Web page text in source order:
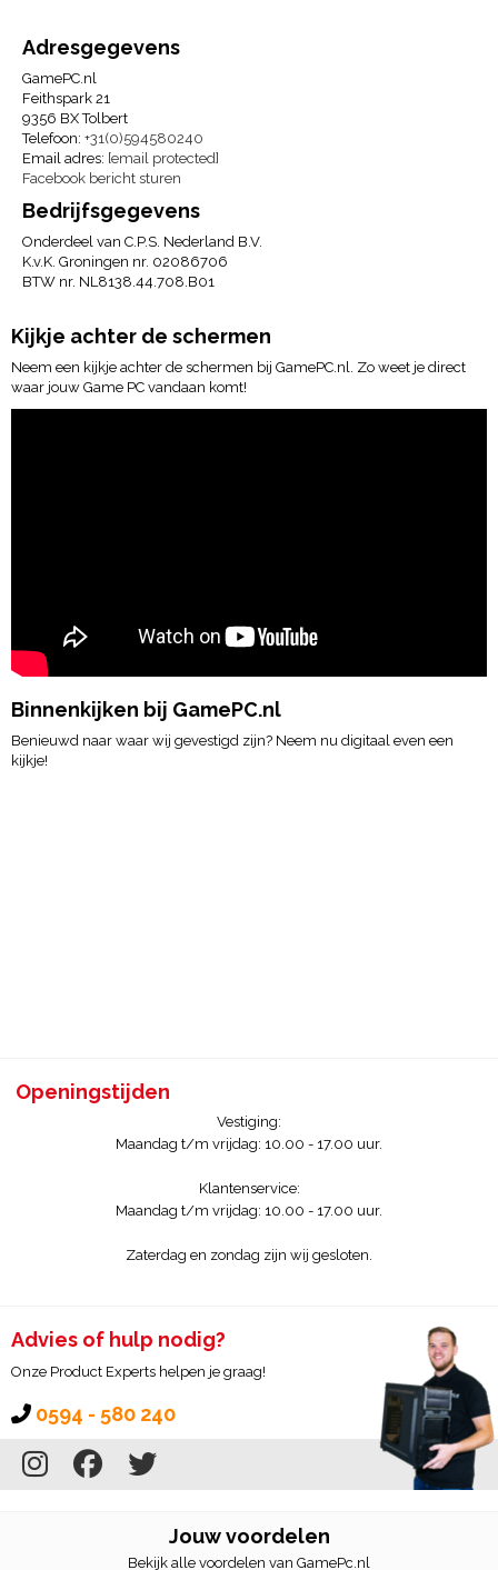
Adresgegevens
GamePC.nl
Feithspark 21
9356 BX Tolbert
Telefoon: +31(0)594580240
Email adres: [email protected]
Facebook bericht sturen
Bedrijfsgegevens
Onderdeel van C.P.S. Nederland B.V.
K.v.K. Groningen nr. 02086706
BTW nr. NL8138.44.708.B01
Kijkje achter de schermen
Neem een kijkje achter de schermen bij GamePC.nl. Zo weet je direct
waar jouw Game PC vandaan komt!
Binnenkijken bij GamePC.nl
Benieuwd naar waar wij gevestigd zijn? Neem nu digitaal even een
kijkje!
Openingstijden
Vestiging:
Maandag t/m vrijdag: 10.00 - 17.00 uur.
Klantenservice:
Maandag t/m vrijdag: 10.00 - 17.00 uur.
Zaterdag en zondag zijn wij gesloten.
Advies of hulp nodig?
Onze Product Experts helpen je graag!
0594 - 580 240
Jouw voordelen
Bekijk alle voordelen van GamePc.nl